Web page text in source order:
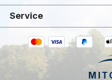
Service